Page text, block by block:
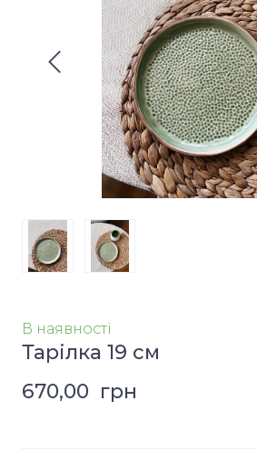
В наявності
Тарілка 19 см
670,00  грн